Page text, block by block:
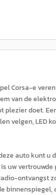
Corsa-e
van de
plezier doet.
velgen,
auto kunt u
uw
ontvangst